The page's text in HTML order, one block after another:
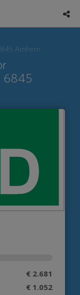
Arnhem
6845
€ 2.681
€ 1.052